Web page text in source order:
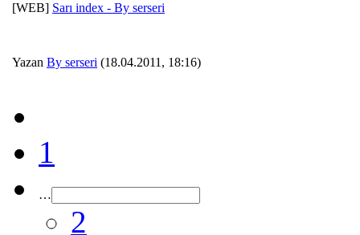
[WEB] Sarı index - By serseri
Yazan By serseri (18.04.2011, 18:16)
1
…
2